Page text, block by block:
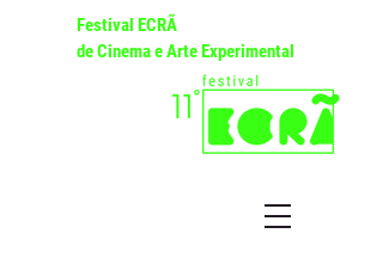
Festival ECRÃ
de Cinema e Arte Experimental